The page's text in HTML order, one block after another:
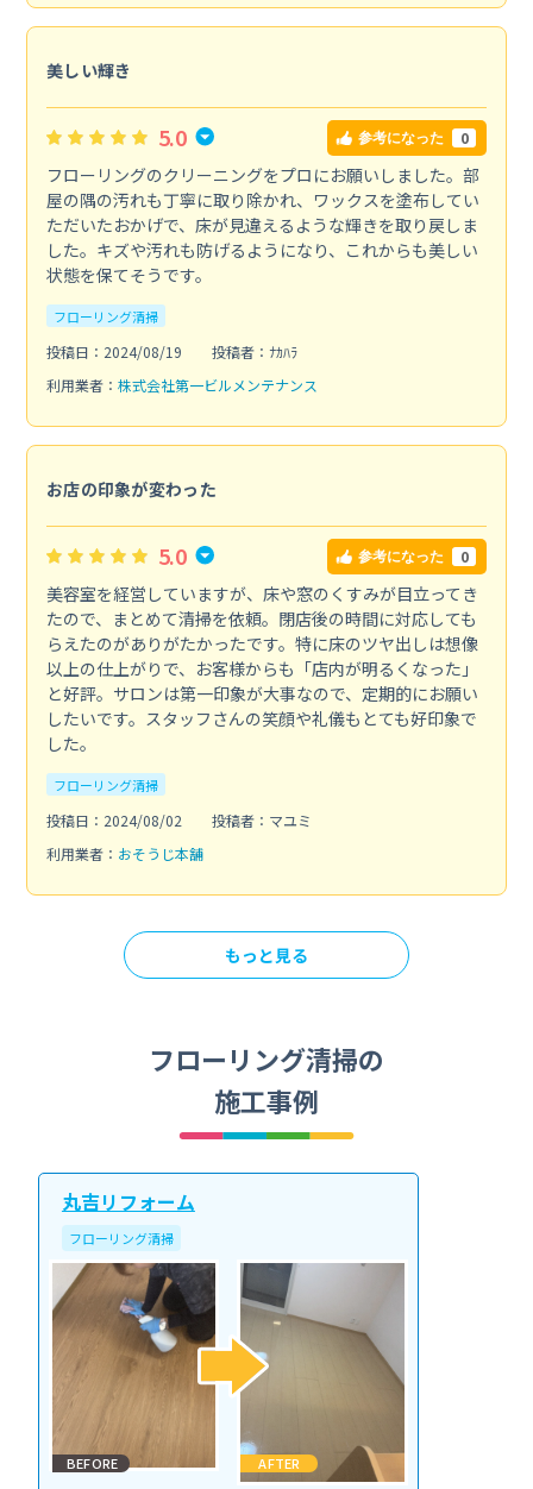
美しい輝き
5.0 参考になった 0
フローリングのクリーニングをプロにお願いしました。部
屋の隅の汚れも丁寧に取り除かれ、ワックスを塗布してい
ただいたおかげで、床が見違えるような輝きを取り戻しま
した。キズや汚れも防げるようになり、これからも美しい
状態を保てそうです。
フローリング清掃
投稿日：2024/08/19
投稿者：ﾅｶﾊﾗ
利用業者： 株式会社第一ビルメンテナンス
お店の印象が変わった
5.0 参考になった 0
美容室を経営していますが、床や窓のくすみが目立ってき
たので、まとめて清掃を依頼。閉店後の時間に対応しても
らえたのがありがたかったです。特に床のツヤ出しは想像
以上の仕上がりで、お客様からも「店内が明るくなった」
と好評。サロンは第一印象が大事なので、定期的にお願い
したいです。スタッフさんの笑顔や礼儀もとても好印象で
した。
フローリング清掃
投稿日：2024/08/02
投稿者：マユミ
利用業者： おそうじ本舗
もっと見る
フローリング清掃の
施工事例
丸吉リフォーム
フローリング清掃
BEFORE AFTER